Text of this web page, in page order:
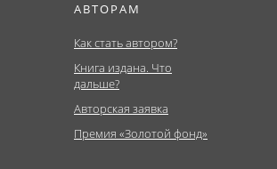
АВТОРАМ
Как стать автором?
Книга издана. Что
дальше?
Авторская заявка
Премия «Золотой фонд»